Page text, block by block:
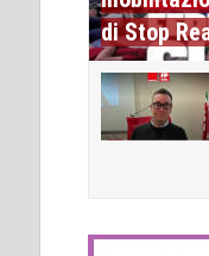
di Stop